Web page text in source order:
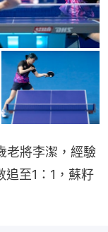
老將李潔，經驗
至1：1，蘇籽